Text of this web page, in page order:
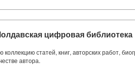
цифровая библиотека
коллекцию статей, книг, авторских работ,
автора.